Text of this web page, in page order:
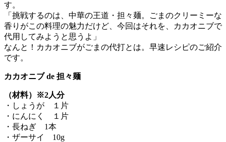
す。
「挑戦するのは、中華の王道・担々麺。ごまのクリーミーな
香りがこの料理の魅力だけど、今回はそれを、カカオニブで
代用してみようと思うよ」
なんと！カカオニブがごまの代打とは。早速レシピのご紹介
です。
カカオニブ de 担々麺
（材料）※2人分
・しょうが １片
・にんにく １片
・長ねぎ 1本
・ザーサイ 10g